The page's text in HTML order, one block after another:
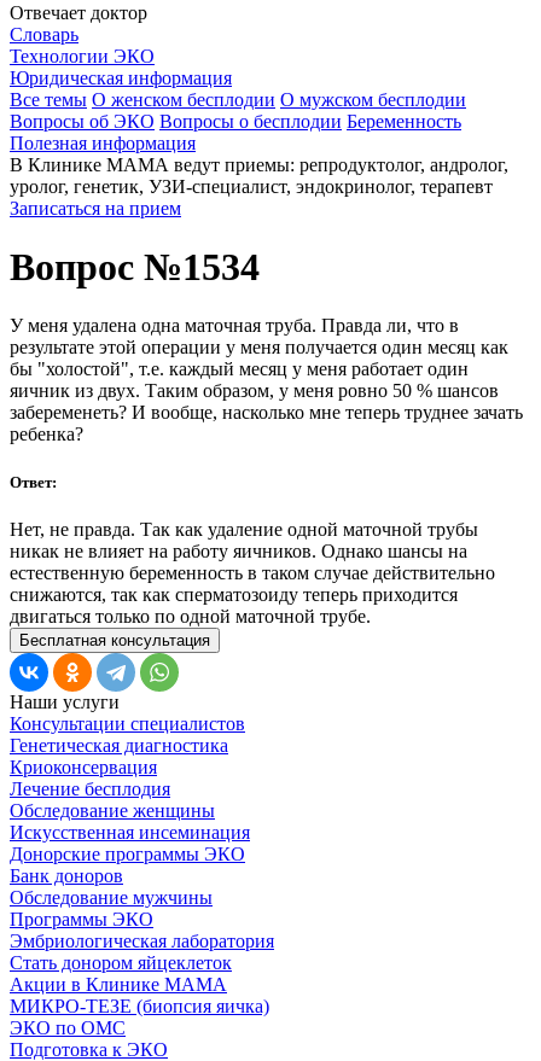
Отвечает доктор
Словарь
Технологии ЭКО
Юридическая информация
Все темы О женском бесплодии О мужском бесплодии
Вопросы об ЭКО Вопросы о бесплодии Беременность
Полезная информация
В Клинике МАМА ведут приемы: репродуктолог, андролог,
уролог, генетик, УЗИ-специалист, эндокринолог, терапевт
Записаться на прием
Вопрос №1534
У меня удалена одна маточная труба. Правда ли, что в
результате этой операции у меня получается один месяц как
бы "холостой", т.е. каждый месяц у меня работает один
яичник из двух. Таким образом, у меня ровно 50 % шансов
забеременеть? И вообще, насколько мне теперь труднее зачать
ребенка?
Ответ:
Нет, не правда. Так как удаление одной маточной трубы
никак не влияет на работу яичников. Однако шансы на
естественную беременность в таком случае действительно
снижаются, так как сперматозоиду теперь приходится
двигаться только по одной маточной трубе.
Бесплатная консультация
Наши услуги
Консультации специалистов
Генетическая диагностика
Криоконсервация
Лечение бесплодия
Обследование женщины
Искусственная инсеминация
Донорские программы ЭКО
Банк доноров
Обследование мужчины
Программы ЭКО
Эмбриологическая лаборатория
Стать донором яйцеклеток
Акции в Клинике МАМА
МИКРО-ТЕЗЕ (биопсия яичка)
ЭКО по ОМС
Подготовка к ЭКО